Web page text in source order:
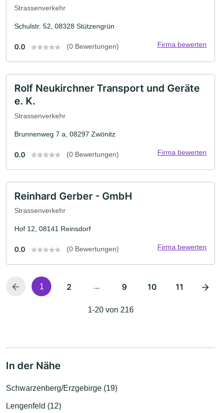
Strassenverkehr
Schulstr. 52, 08328 Stützengrün
0.0 (0 Bewertungen) Firma bewerten
Rolf Neukirchner Transport und Geräte
e. K.
Strassenverkehr
Brunnenweg 7 a, 08297 Zwönitz
0.0 (0 Bewertungen) Firma bewerten
Reinhard Gerber - GmbH
Strassenverkehr
Hof 12, 08141 Reinsdorf
0.0 (0 Bewertungen) Firma bewerten
1 2 ... 9 10 11
1-20 von 216
In der Nähe
Schwarzenberg/Erzgebirge (19)
Lengenfeld (12)